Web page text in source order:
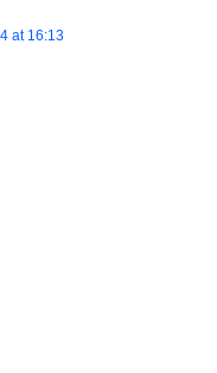
at 16:13